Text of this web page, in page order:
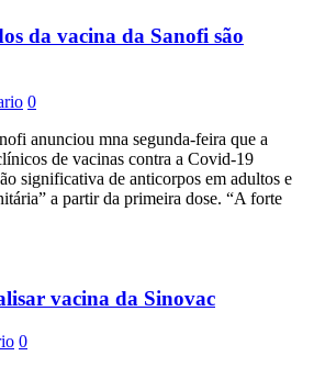
da vacina da Sanofi são
0
anunciou mna segunda-feira que a
de vacinas contra a Covid-19
significativa de anticorpos em adultos e
a partir da primeira dose. “A forte
vacina da Sinovac
0